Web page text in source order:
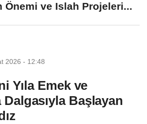
Önemi ve Islah Projeleri...
2026 - 12:48
Yıla Emek ve
Dalgasıyla Başlayan